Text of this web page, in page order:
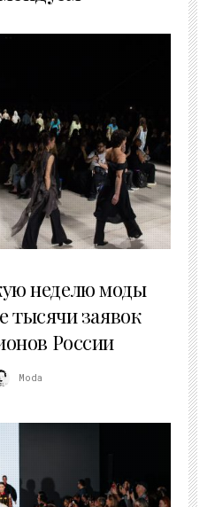
неделю моды
тысячи заявок
России
Moda